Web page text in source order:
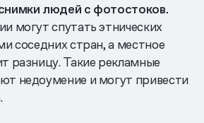
людей с фотостоков.
могут спутать этнических
соседних стран, а местное
разницу. Такие рекламные
недоумение и могут привести